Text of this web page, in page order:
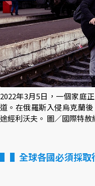
2022年3月5日，一個家庭
道。在俄羅斯入侵烏克蘭
途經利沃夫。 圖／國際特
▌全球各國必須採取